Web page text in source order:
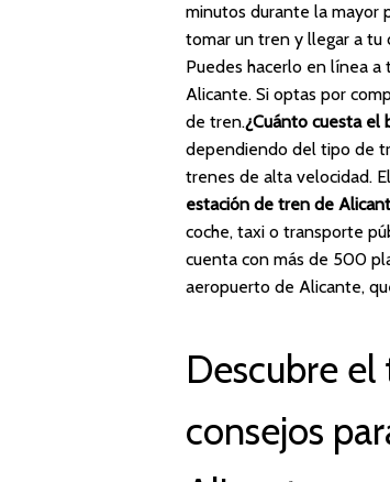
minutos durante la mayor
tomar un tren y llegar a tu
Puedes hacerlo en línea
Alicante. Si optas por
de tren.¿Cuánto cuesta el
dependiendo del tipo de
trenes de alta velocidad.
estación de tren de
coche, taxi o transporte
cuenta con más de 500
aeropuerto de Alicante,
Descubre
consejos